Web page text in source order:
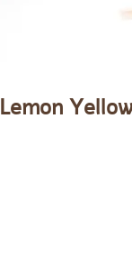
Lemon